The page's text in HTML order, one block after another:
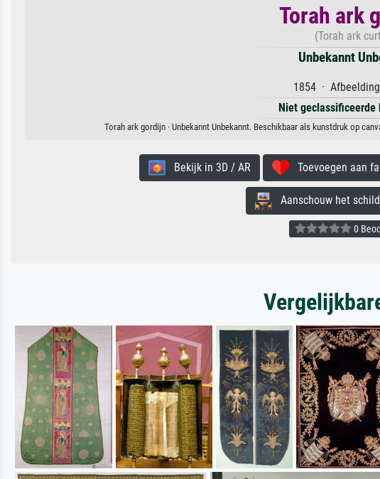
Torah ark
(Torah ark
Unbekannt
1854 ·
Niet geclassificeerde
Torah ark gordijn · Unbekannt Unbekannt. Beschikbaar als kunstdruk op
Bekijk in 3D / AR Toevoegen aan
Aanschouw het
0